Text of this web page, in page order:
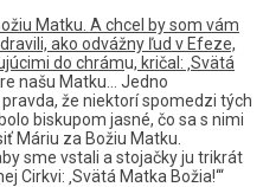
Matku. A chcel by som vám
ako odvážny ľud v Efeze,
do chrámu, kričal: ‚Svätá
našu Matku… Jedno
že niektorí spomedzi tých
biskupom jasné, čo sa s nimi
Máriu za Božiu Matku.
sme vstali a stojačky ju trikrát
‚Svätá Matka Božia!‘“